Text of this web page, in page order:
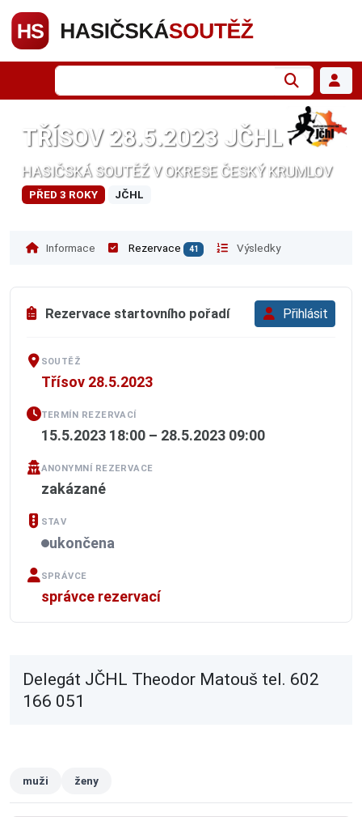
TŘÍSOV 28.5.2023 JČHL
HASIČSKÁ SOUTĚŽ V OKRESE ČESKÝ KRUMLOV
PŘED 3 ROKY JČHL
Informace Rezervace 41 Výsledky
Rezervace startovního pořadí Přihlásit
SOUTĚŽ
Třísov 28.5.2023
TERMÍN REZERVACÍ
15.5.2023 18:00 – 28.5.2023 09:00
ANONYMNÍ REZERVACE
zakázané
STAV
ukončena
SPRÁVCE
správce rezervací
Delegát JČHL Theodor Matouš tel. 602
166 051
muži ženy